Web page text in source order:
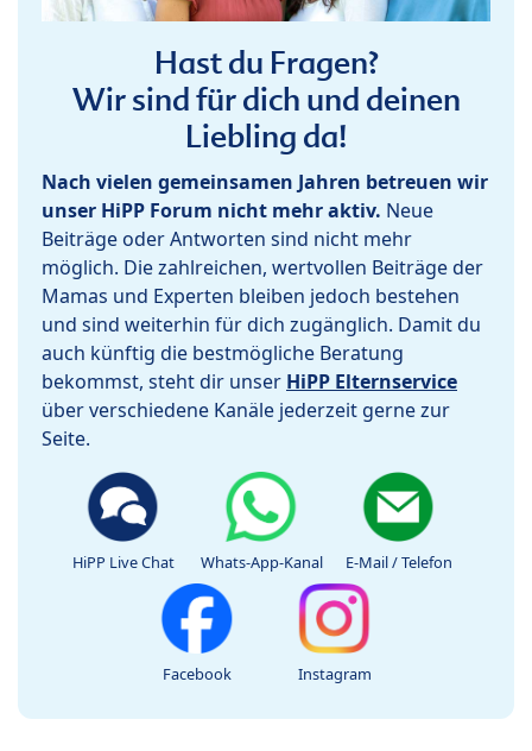
Hast du Fragen?
Wir sind für dich und deinen
Liebling da!
Nach vielen gemeinsamen Jahren betreuen wir
unser HiPP Forum nicht mehr aktiv. Neue
Beiträge oder Antworten sind nicht mehr
möglich. Die zahlreichen, wertvollen Beiträge der
Mamas und Experten bleiben jedoch bestehen
und sind weiterhin für dich zugänglich. Damit du
auch künftig die bestmögliche Beratung
bekommst, steht dir unser HiPP Elternservice
über verschiedene Kanäle jederzeit gerne zur
Seite.
HiPP Live Chat Whats-App-Kanal E-Mail / Telefon
Facebook Instagram